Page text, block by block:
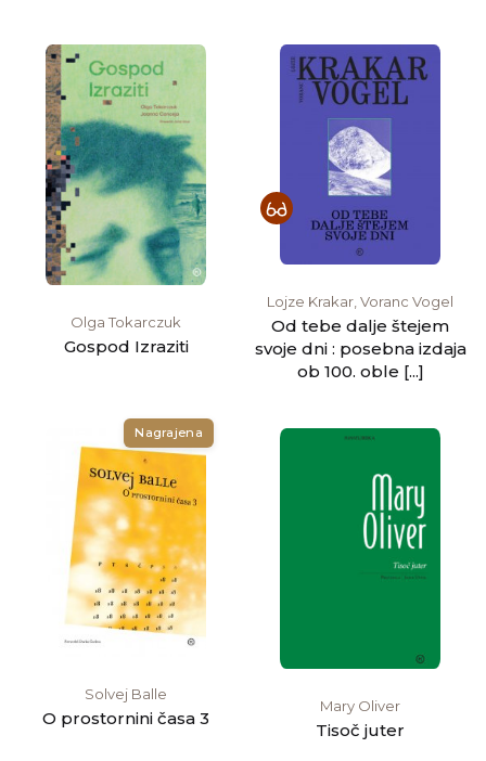
Olga Tokarczuk
Gospod Izraziti
Lojze Krakar, Voranc Vogel
Od tebe dalje štejem
svoje dni : posebna izdaja
ob 100. oble [...]
Nagrajena
Solvej Balle
O prostornini časa 3
Mary Oliver
Tisoč juter